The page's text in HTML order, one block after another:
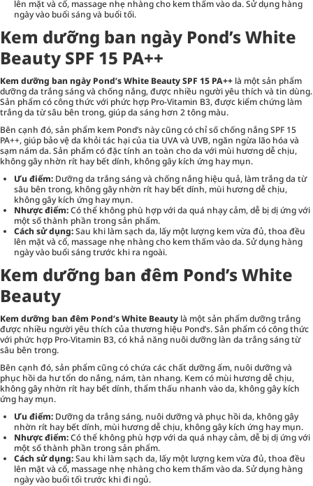
lên mặt và cổ, massage nhẹ nhàng cho kem thấm vào da. Sử dụng hàng
ngày vào buổi sáng và buổi tối.
Kem dưỡng ban ngày Pond’s White
Beauty SPF 15 PA++
Kem dưỡng ban ngày Pond’s White Beauty SPF 15 PA++ là một sản phẩm
dưỡng da trắng sáng và chống nắng, được nhiều người yêu thích và tin dùng.
Sản phẩm có công thức với phức hợp Pro-Vitamin B3, được kiểm chứng làm
trắng da từ sâu bên trong, giúp da sáng hơn 2 tông màu.
Bên cạnh đó, sản phẩm kem Pond’s này cũng có chỉ số chống nắng SPF 15
PA++, giúp bảo vệ da khỏi tác hại của tia UVA và UVB, ngăn ngừa lão hóa và
sạm nám da. Sản phẩm có đặc tính an toàn cho da với mùi hương dễ chịu,
không gây nhờn rít hay bết dính, không gây kích ứng hay mụn.
Ưu điểm: Dưỡng da trắng sáng và chống nắng hiệu quả, làm trắng da từ
sâu bên trong, không gây nhờn rít hay bết dính, mùi hương dễ chịu,
không gây kích ứng hay mụn.
Nhược điểm:Có thể không phù hợp với da quá nhạy cảm, dễ bị dị ứng với
một số thành phần trong sản phẩm.
Cách sử dụng:Sau khi làm sạch da, lấy một lượng kem vừa đủ, thoa đều
lên mặt và cổ, massage nhẹ nhàng cho kem thấm vào da. Sử dụng hàng
ngày vào buổi sáng trước khi ra ngoài.
Kem dưỡng ban đêm Pond’s White
Beauty
Kem dưỡng ban đêm Pond’s White Beauty là một sản phẩm dưỡng trắng
được nhiều người yêu thích của thương hiệu Pond’s. Sản phẩm có công thức
với phức hợp Pro-Vitamin B3, có khả năng nuôi dưỡng làn da trắng sáng từ
sâu bên trong.
Bên cạnh đó, sản phẩm cũng có chứa các chất dưỡng ẩm, nuôi dưỡng và
phục hồi da hư tổn do nắng, nám, tàn nhang. Kem có mùi hương dễ chịu,
không gây nhờn rít hay bết dính, thẩm thấu nhanh vào da, không gây kích
ứng hay mụn.
Ưu điểm: Dưỡng da trắng sáng, nuôi dưỡng và phục hồi da, không gây
nhờn rít hay bết dính, mùi hương dễ chịu, không gây kích ứng hay mụn.
Nhược điểm:Có thể không phù hợp với da quá nhạy cảm, dễ bị dị ứng với
một số thành phần trong sản phẩm.
Cách sử dụng:Sau khi làm sạch da, lấy một lượng kem vừa đủ, thoa đều
lên mặt và cổ, massage nhẹ nhàng cho kem thấm vào da. Sử dụng hàng
ngày vào buổi tối trước khi đi ngủ.